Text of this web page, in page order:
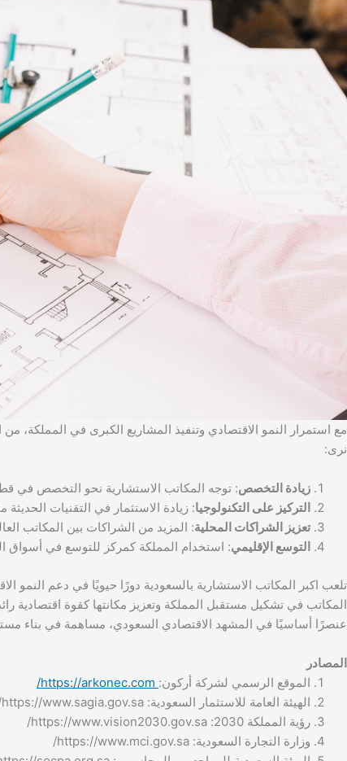
مع استمرار النمو الاقتصادي وتنفيذ المشاريع الكبرى في المملكة،
نرى:
زيادة التخصص: توجه المكاتب الاستشارية نحو التخصص في
التركيز على التكنولوجيا: زيادة الاستثمار في التقنيات
تعزيز الشراكات المحلية: المزيد من الشراكات بين المكاتب
التوسع الإقليمي: استخدام المملكة كمركز للتوسع في أسواق
المكاتب في تشكيل مستقبل المملكة وتعزيز مكانتها كقوة
عنصرًا أساسيًا في المشهد الاقتصادي السعودي، مساهمة في بناء
المصادر
الموقع الرسمي لشركة أركون:
الهيئة العامة للاستثمار السعودية: https://www.sagia.gov.sa/
رؤية المملكة 2030: https://www.vision2030.gov.sa/
وزارة التجارة السعودية: https://www.mci.gov.sa/